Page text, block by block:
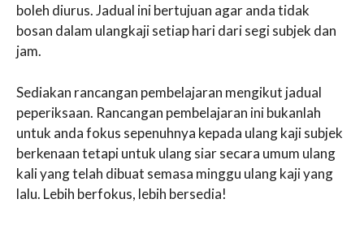
boleh diurus. Jadual ini bertujuan agar anda tidak
bosan dalam ulangkaji setiap hari dari segi subjek dan
jam.
Sediakan rancangan pembelajaran mengikut jadual
peperiksaan. Rancangan pembelajaran ini bukanlah
untuk anda fokus sepenuhnya kepada ulang kaji subjek
berkenaan tetapi untuk ulang siar secara umum ulang
kali yang telah dibuat semasa minggu ulang kaji yang
lalu. Lebih berfokus, lebih bersedia!